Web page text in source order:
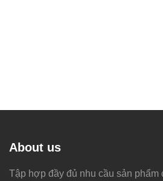
About us
Tập hợp đầy đủ nhu cầu sản phẩm